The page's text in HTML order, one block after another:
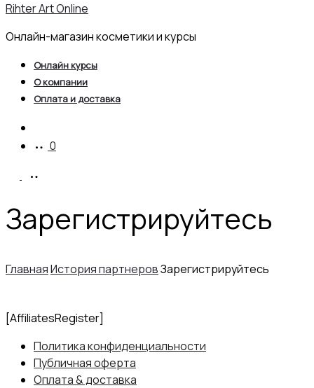
Rihter Art Online
Онлайн-магазин косметики и курсы
Онлайн курсы
О компании
Оплата и доставка
0
Зарегистрируйтесь
ГлавнаяИстория партнеровЗарегистрируйтесь
[AffiliatesRegister]
Политика конфиденциальности
Публичная оферта
Оплата & доставка